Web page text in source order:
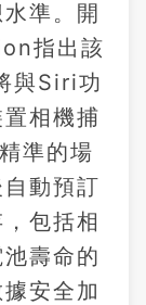
準。開
指出該
與Siri功
相機捕
準的場
動預訂
包括相
壽命的
安全加